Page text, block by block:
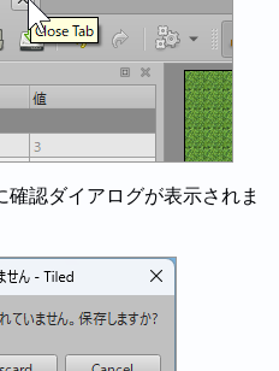
認ダイアログが表示されま